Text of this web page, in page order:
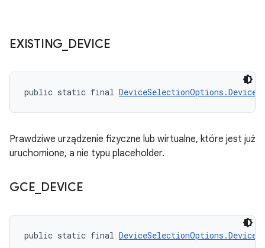
EXISTING DEVICE
public static final
Prawdziwe urządzenie fizyczne lub wirtualne, które jest już
uruchomione, a nie typu placeholder.
GCE DEVICE
public static final